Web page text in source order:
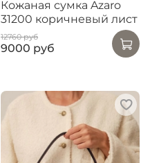
Кожаная сумка Azaro
31200 коричневый лист
12760 руб
9000 руб